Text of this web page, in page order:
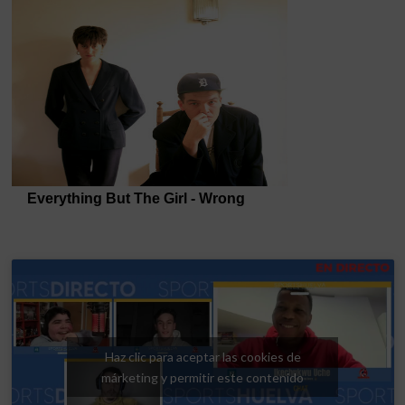
Haz clic para aceptar las cookies de
márketing y permitir este contenido